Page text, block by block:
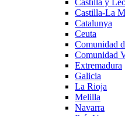
Castilla-La
Catalunya
Ceuta
Comunidad
Comunidad
Extremadura
Galicia
La Rioja
Melilla
Navarra